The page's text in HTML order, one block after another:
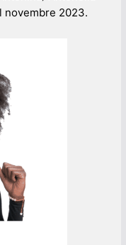
novembre 2023.